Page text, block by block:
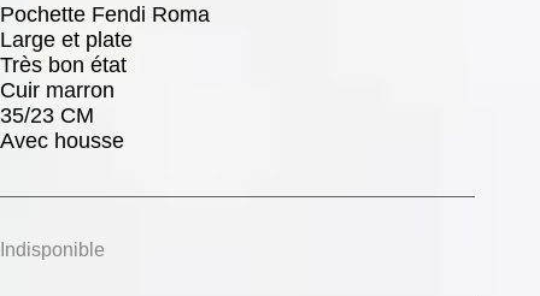
Pochette Fendi Roma
Large et plate
Très bon état
Cuir marron
35/23 CM
Avec housse
Indisponible